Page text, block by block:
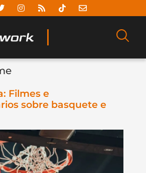
Filmes e
sobre basquete e